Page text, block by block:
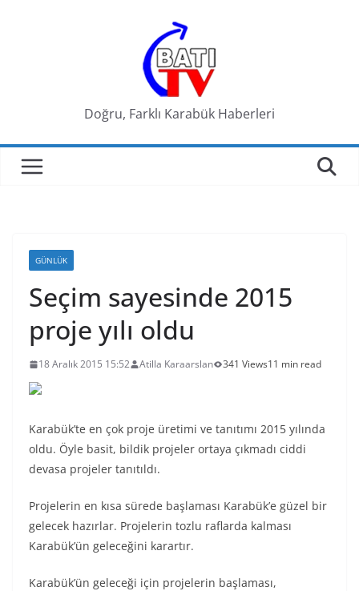
Doğru, Farklı Karabük Haberleri
GÜNLÜK
Seçim sayesinde 2015
proje yılı oldu
18 Aralık 2015 15:52 Atilla Karaarslan 341 Views11 min read
Karabük’te en çok proje üretimi ve tanıtımı 2015 yılında
oldu. Öyle basit, bildik projeler ortaya çıkmadı ciddi
devasa projeler tanıtıldı.
Projelerin en kısa sürede başlaması Karabük’e güzel bir
gelecek hazırlar. Projelerin tozlu raflarda kalması
Karabük’ün geleceğini karartır.
Karabük’ün geleceği için projelerin başlaması,